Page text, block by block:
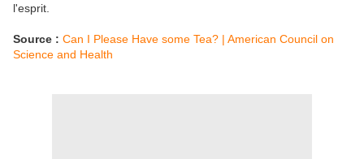
l'esprit.
Source : Can I Please Have some Tea? | American Council on
Science and Health